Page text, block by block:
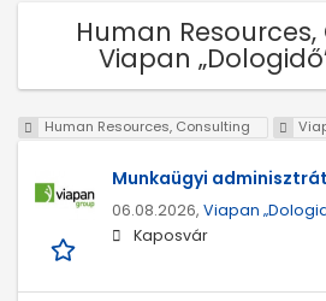
Human
Viapan
Human Resources, Consulting
Munkaügyi
06.08.2026, Viapan
Kaposvár